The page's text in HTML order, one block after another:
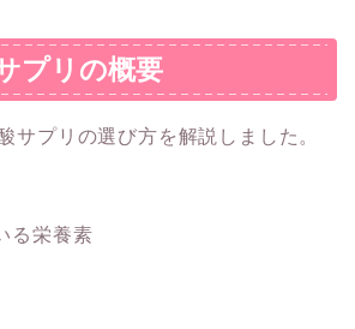
プリの概要
サプリの選び方を解説しました。
る栄養素